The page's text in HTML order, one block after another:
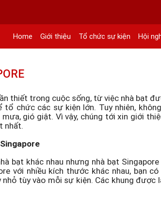
Quận Thanh Xuân - Hà Nội
Hà Đông, Hà Nội.
/ Tel : +84 243 785 8551 ext 101
vietlinkevent.com
Home Giới thiệu Tổ chức sự kiện Hội
thiết trong cuộc sống, từ việc nhà bạt
tổ chức các sự kiện lớn. Tuy nhiên,
gió giật. Vì vậy, chúng tới xin giới
nhất.
bạt khác nhau nhưng nhà bạt
với nhiều kích thước khác nhau, bạn
tùy vào mỗi sự kiện. Các khung được